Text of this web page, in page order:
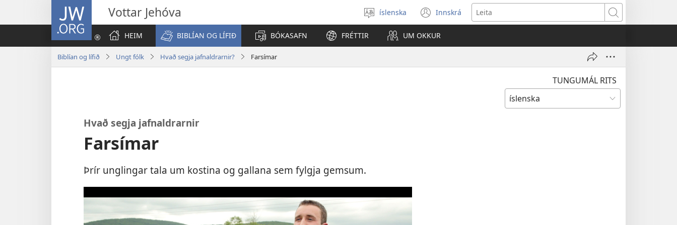
JW.ORG Vottar Jehóva
Veldu
tungumál
íslenska Innskrá
(opnast
í
glugga)
Leita
HEIM
BIBLÍAN OG LÍFIÐ BÓKASAFN FRÉTTIR UM OKKUR
Biblían og lífið Ungt fólk Hvað segja jafnaldrarnir? Farsímar
TUNGUMÁL RITS
Hvað segja jafnaldrarnir
Farsímar
Þrír unglingar tala um kostina og gallana sem fylgja gemsum.